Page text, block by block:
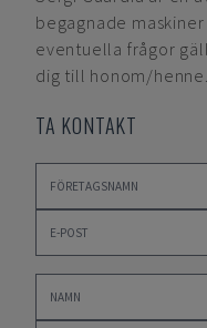
begagnade
eventuella frågor
dig till honom/henne.
TA KONTAKT